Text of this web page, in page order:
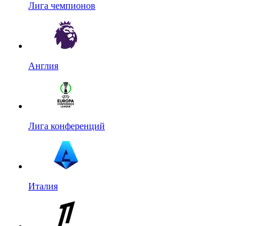
Лига чемпионов
Англия
Лига конференций
Италия